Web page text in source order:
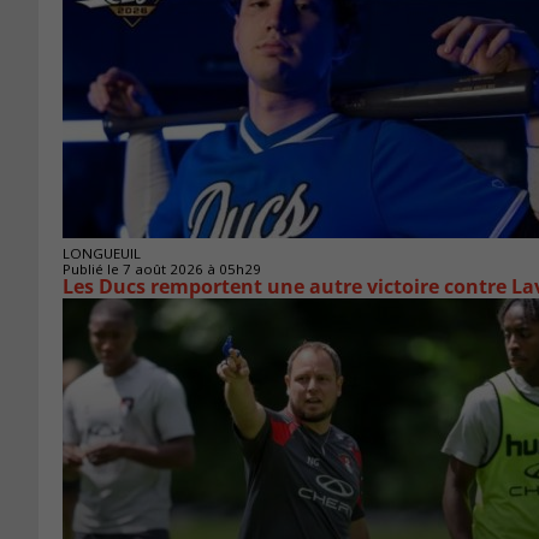
LONGUEUIL
Publié le 7 août 2026 à 05h29
Les Ducs remportent une autre victoire contre